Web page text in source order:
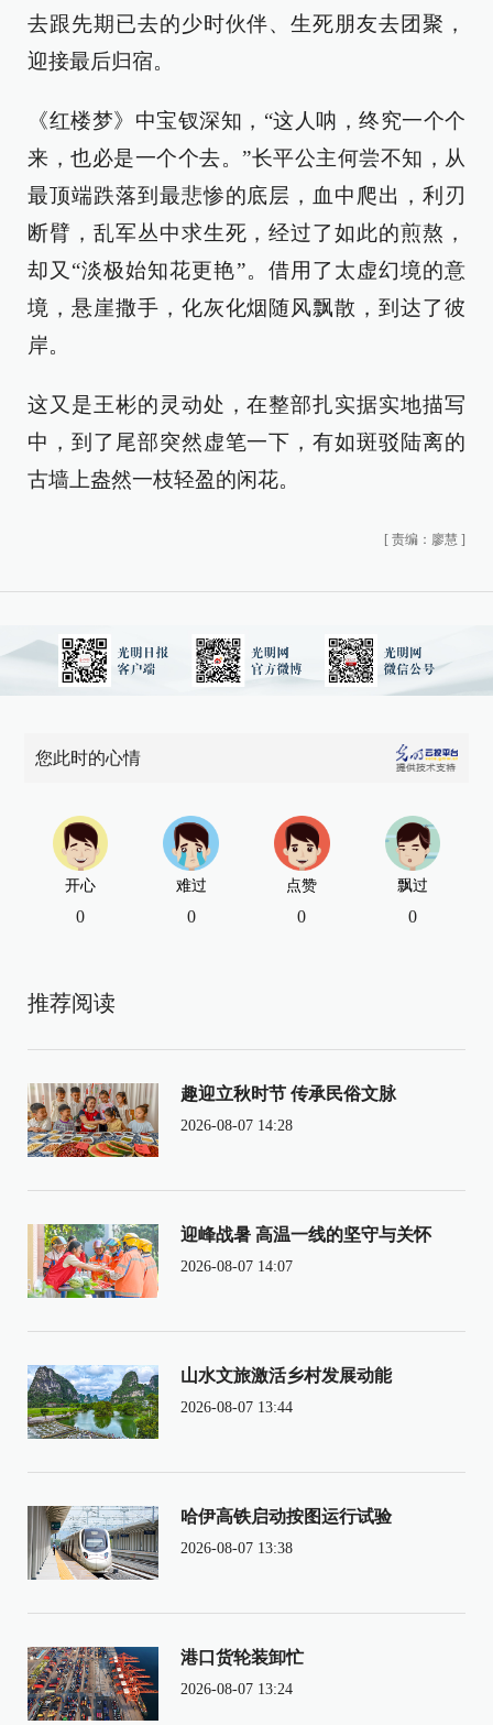
去跟先期已去的少时伙伴、生死朋友去团聚，
迎接最后归宿。
《红楼梦》中宝钗深知，“这人呐，终究一个个
来，也必是一个个去。”长平公主何尝不知，从
最顶端跌落到最悲惨的底层，血中爬出，利刃
断臂，乱军丛中求生死，经过了如此的煎熬，
却又“淡极始知花更艳”。借用了太虚幻境的意
境，悬崖撒手，化灰化烟随风飘散，到达了彼
岸。
这又是王彬的灵动处，在整部扎实据实地描写
中，到了尾部突然虚笔一下，有如斑驳陆离的
古墙上盎然一枝轻盈的闲花。
[ 责编：廖慧 ]
您此时的心情
开心
0
难过
0
点赞
0
飘过
0
推荐阅读
趣迎立秋时节 传承民俗文脉
2026-08-07 14:28
迎峰战暑 高温一线的坚守与关怀
2026-08-07 14:07
山水文旅激活乡村发展动能
2026-08-07 13:44
哈伊高铁启动按图运行试验
2026-08-07 13:38
港口货轮装卸忙
2026-08-07 13:24